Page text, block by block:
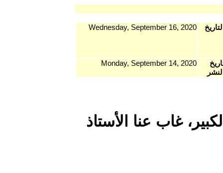
Wednesday,
Monday,